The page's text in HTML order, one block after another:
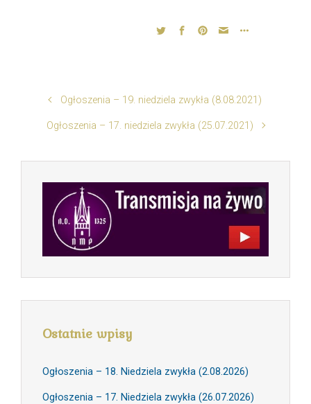
Ogłoszenia – 19. niedziela zwykła (8.08.2021)
Ogłoszenia – 17. niedziela zwykła (25.07.2021)
Ostatnie wpisy
Ogłoszenia – 18. Niedziela zwykła (2.08.2026)
Ogłoszenia – 17. Niedziela zwykła (26.07.2026)